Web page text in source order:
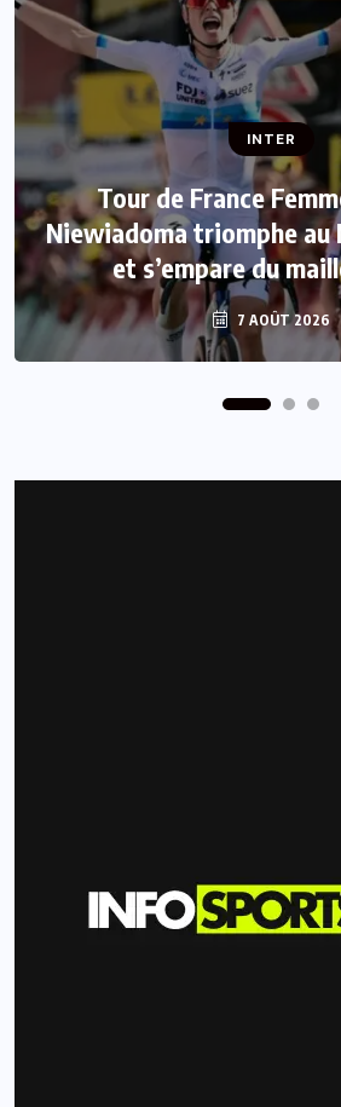
INTER
Tour de France
Niewiadoma triomphe au
et s’empare du
7 AOÛT 2026
INTER
Mercato : Le FC
pour 50 millions
7 AOÛT 2026